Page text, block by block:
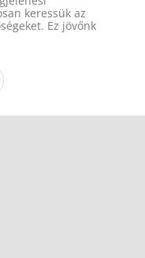
keressük az
Ez jövőnk